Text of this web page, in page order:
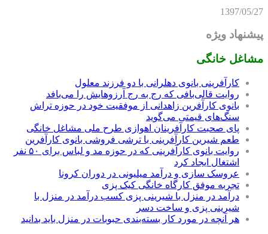
1397/05/27
پیشنهاد ویژه
مشاغل خانگی
کارآفرینی بانوی دهلرانی با دو فرزند معلول
روایت قالی‌بافی که رج به رج آرزوهایش را می‌بافد
بانوی کارآفرین زاهدانی از موفقیت خود در حوزه تراش
سنگ‌های قیمتی می‌گوید
پای صحبت کارآفرینان اهوازی طرح ملی مشاغل خانگی
طعم شیرین کارآفرینی با ترشی فروشی بانوی کارآفرین
روایت بانوی کارآفرینی که در حوزه مد و لباس برای ۵۰ نفر
اشتغال ایجاد کرد
عروسک سازی و درآمد میلیونی در دوران کرونا
تجربه موفق کارگاه خانگی کیک پزی
درآمد در منزل با شیرینی پزی کسب درآمد در منزل با
شیرینی پزی و ساخت دسر
هر آنچه در مورد کار بسته‌بندی حبوبات در منزل باید بدانید